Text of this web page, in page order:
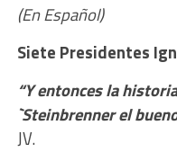
(En Español)
Siete Presidentes I
“Y entonces la
`Steinbrenner el
JV.